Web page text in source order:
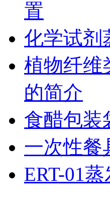
置
化学试
植物纤维
的简介
食醋包装
一次性餐
ERT-01